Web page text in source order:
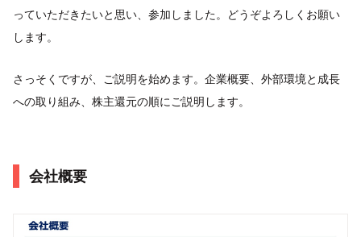
っていただきたいと思い、参加しました。どうぞよろしくお願い
します。
さっそくですが、ご説明を始めます。企業概要、外部環境と成長
への取り組み、株主還元の順にご説明します。
会社概要